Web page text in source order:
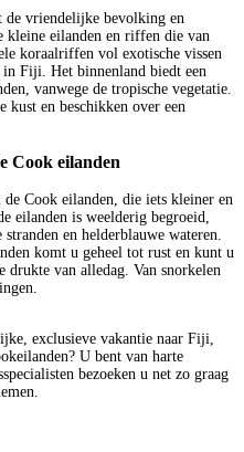
vriendelijke bevolking en
kleine eilanden en riffen die van
koraalriffen vol exotische vissen
Fiji. Het binnenland biedt een
vanwege de tropische vegetatie.
kust en beschikken over een
Cook eilanden
Cook eilanden, die iets kleiner en
eilanden is weelderig begroeid,
en helderblauwe wateren.
komt u geheel tot rust en kunt u
van alledag. Van snorkelen
exclusieve vakantie naar Fiji,
U bent van harte
bezoeken u net zo graag